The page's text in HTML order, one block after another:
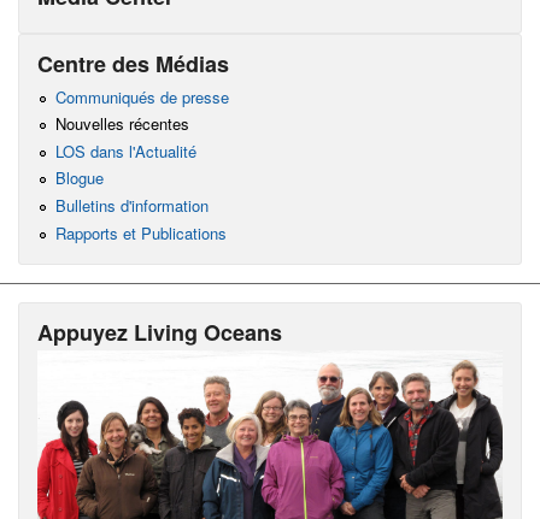
Centre des Médias
Communiqués de presse
Nouvelles récentes
LOS dans l'Actualité
Blogue
Bulletins d'information
Rapports et Publications
Appuyez Living Oceans